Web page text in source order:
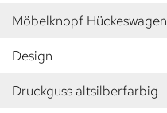
Möbelknopf Hückeswagen
Design
Druckguss altsilberfarbig